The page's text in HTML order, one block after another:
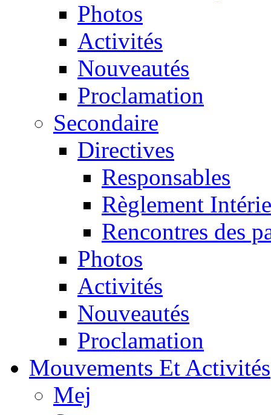
Photos
Activités
Nouveautés
Proclamation
Secondaire
Directives
Responsables
Règlement
Rencontres des
Photos
Activités
Nouveautés
Proclamation
Mouvements Et Activités
Mej